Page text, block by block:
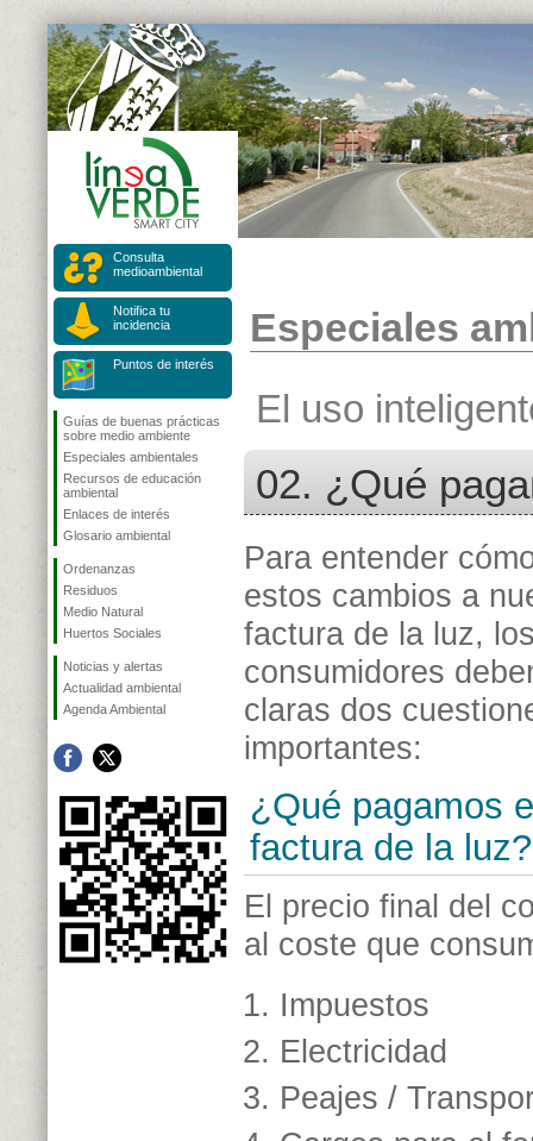
Consulta
medioambiental
Notifica tu
incidencia
Puntos de interés
Guías de buenas prácticas
sobre medio ambiente
Especiales ambientales
Recursos de educación
ambiental
Enlaces de interés
Glosario ambiental
Ordenanzas
Residuos
Medio Natural
Huertos Sociales
Noticias y alertas
Actualidad ambiental
Agenda Ambiental
Especiales
El uso
02. ¿Qué
Para entender
estos cambios a
factura de la luz,
consumidores
claras dos
importantes:
¿Qué pagamos
factura de la luz?
El precio final del
al coste que
Impuestos
Electricidad
Peajes /